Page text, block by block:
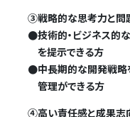
③戦略的な思考力と問
●技術的・ビジネス的
を提示できる方
●中長期的な開発戦略
管理ができる方
④高い責任感と成果志